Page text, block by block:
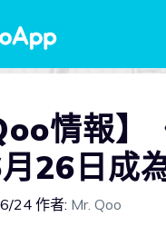
情報
26日成
24 作者: Mr. Qoo